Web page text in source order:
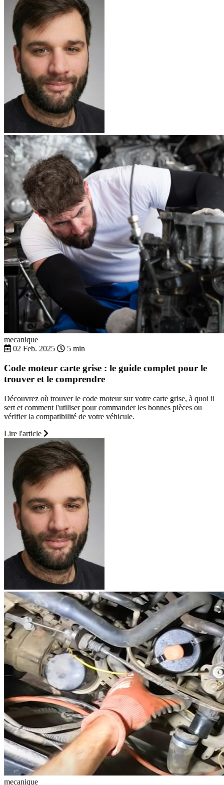
mecanique
02 Feb. 2025
5 min
Code moteur carte grise : le guide complet pour le
trouver et le comprendre
Découvrez où trouver le code moteur sur votre carte grise, à quoi il
sert et comment l'utiliser pour commander les bonnes pièces ou
vérifier la compatibilité de votre véhicule.
Lire l'article
mecanique